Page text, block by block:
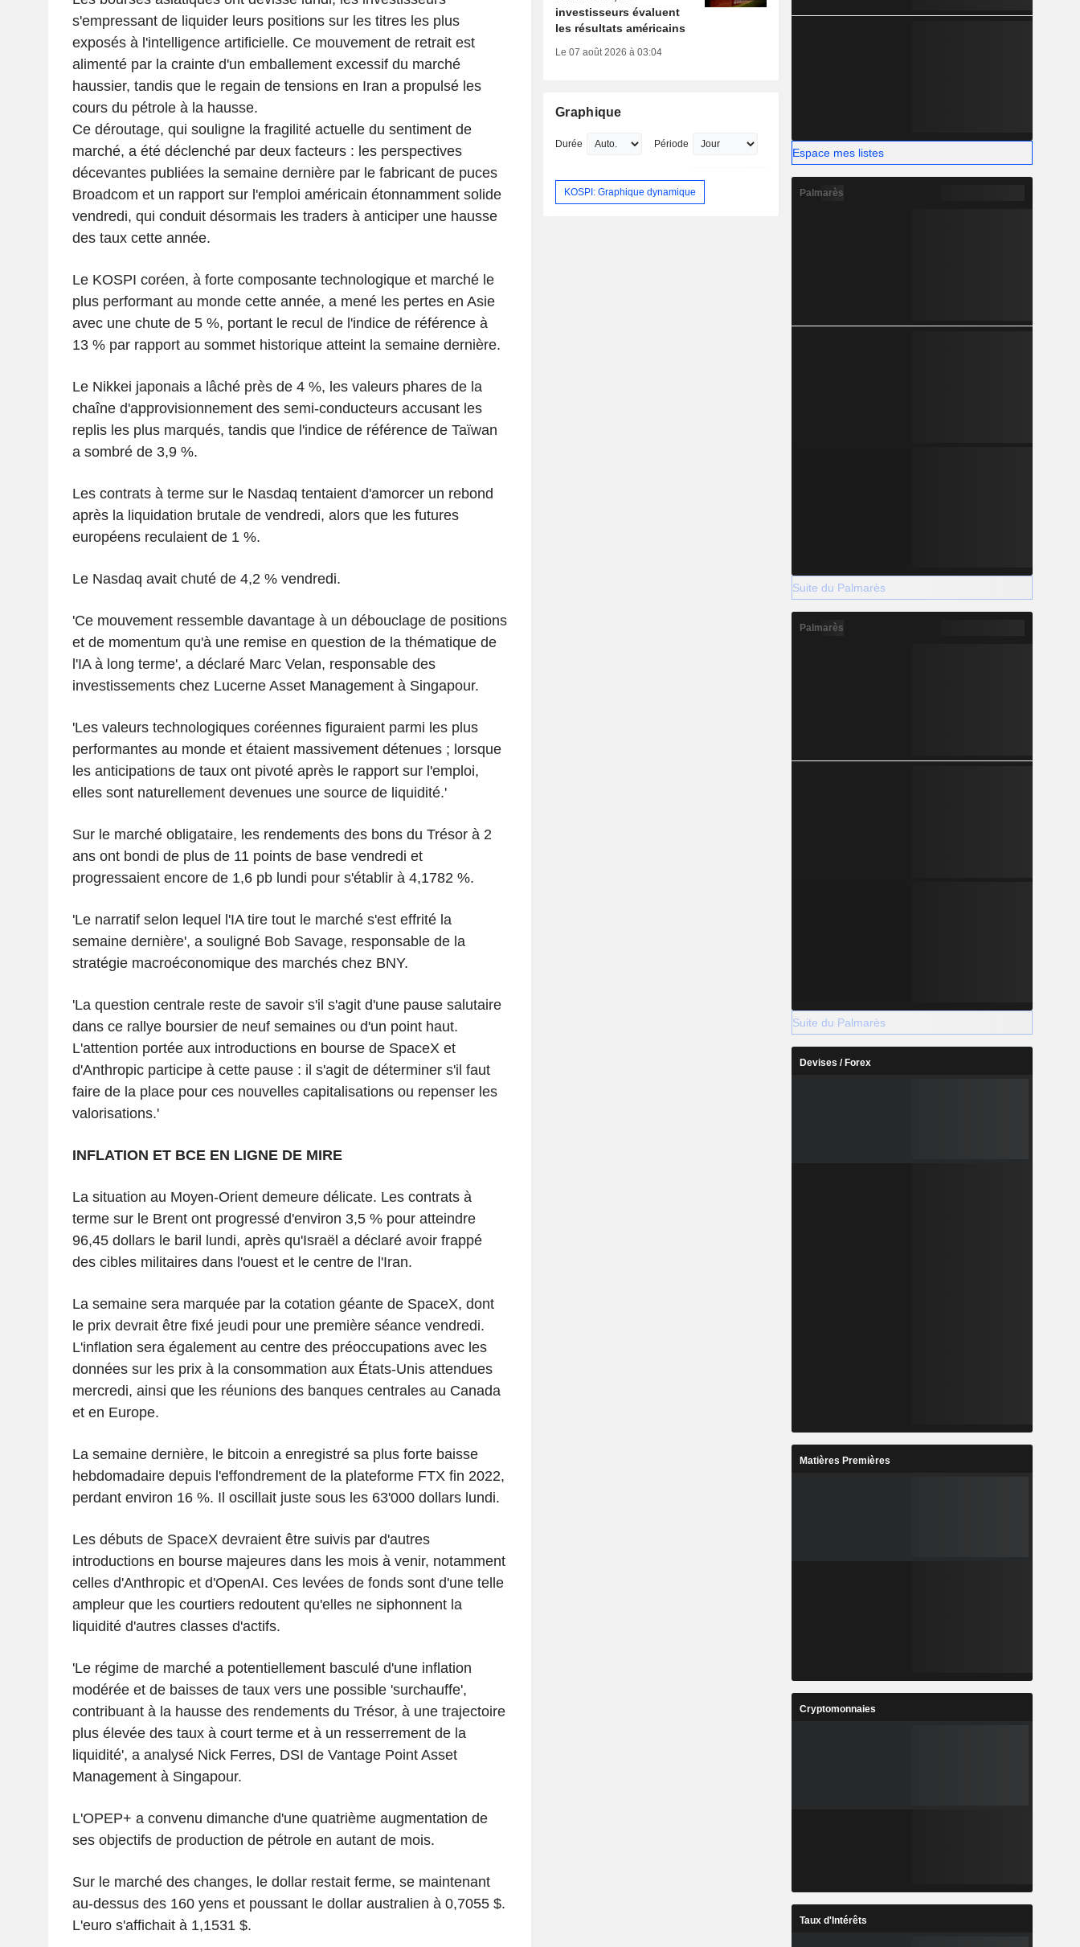
s'empressant de liquider leurs positions sur les titres les plus
exposés à l'intelligence artificielle. Ce mouvement de retrait est
alimenté par la crainte d'un emballement excessif du marché
haussier, tandis que le regain de tensions en Iran a propulsé les
cours du pétrole à la hausse.
Ce déroutage, qui souligne la fragilité actuelle du sentiment de
marché, a été déclenché par deux facteurs : les perspectives
décevantes publiées la semaine dernière par le fabricant de puces
Broadcom et un rapport sur l'emploi américain étonnamment solide
vendredi, qui conduit désormais les traders à anticiper une hausse
des taux cette année.
Le KOSPI coréen, à forte composante technologique et marché le
plus performant au monde cette année, a mené les pertes en Asie
avec une chute de 5 %, portant le recul de l'indice de référence à
13 % par rapport au sommet historique atteint la semaine dernière.
Le Nikkei japonais a lâché près de 4 %, les valeurs phares de la
chaîne d'approvisionnement des semi-conducteurs accusant les
replis les plus marqués, tandis que l'indice de référence de Taïwan
a sombré de 3,9 %.
Les contrats à terme sur le Nasdaq tentaient d'amorcer un rebond
après la liquidation brutale de vendredi, alors que les futures
européens reculaient de 1 %.
Le Nasdaq avait chuté de 4,2 % vendredi.
'Ce mouvement ressemble davantage à un débouclage de positions
et de momentum qu'à une remise en question de la thématique de
l'IA à long terme', a déclaré Marc Velan, responsable des
investissements chez Lucerne Asset Management à Singapour.
'Les valeurs technologiques coréennes figuraient parmi les plus
performantes au monde et étaient massivement détenues ; lorsque
les anticipations de taux ont pivoté après le rapport sur l'emploi,
elles sont naturellement devenues une source de liquidité.'
Sur le marché obligataire, les rendements des bons du Trésor à 2
ans ont bondi de plus de 11 points de base vendredi et
progressaient encore de 1,6 pb lundi pour s'établir à 4,1782 %.
'Le narratif selon lequel l'IA tire tout le marché s'est effrité la
semaine dernière', a souligné Bob Savage, responsable de la
stratégie macroéconomique des marchés chez BNY.
'La question centrale reste de savoir s'il s'agit d'une pause salutaire
dans ce rallye boursier de neuf semaines ou d'un point haut.
L'attention portée aux introductions en bourse de SpaceX et
d'Anthropic participe à cette pause : il s'agit de déterminer s'il faut
faire de la place pour ces nouvelles capitalisations ou repenser les
valorisations.'
INFLATION ET BCE EN LIGNE DE MIRE
La situation au Moyen-Orient demeure délicate. Les contrats à
terme sur le Brent ont progressé d'environ 3,5 % pour atteindre
96,45 dollars le baril lundi, après qu'Israël a déclaré avoir frappé
des cibles militaires dans l'ouest et le centre de l'Iran.
La semaine sera marquée par la cotation géante de SpaceX, dont
le prix devrait être fixé jeudi pour une première séance vendredi.
L'inflation sera également au centre des préoccupations avec les
données sur les prix à la consommation aux États-Unis attendues
mercredi, ainsi que les réunions des banques centrales au Canada
et en Europe.
La semaine dernière, le bitcoin a enregistré sa plus forte baisse
hebdomadaire depuis l'effondrement de la plateforme FTX fin 2022,
perdant environ 16 %. Il oscillait juste sous les 63'000 dollars lundi.
Les débuts de SpaceX devraient être suivis par d'autres
introductions en bourse majeures dans les mois à venir, notamment
celles d'Anthropic et d'OpenAI. Ces levées de fonds sont d'une telle
ampleur que les courtiers redoutent qu'elles ne siphonnent la
liquidité d'autres classes d'actifs.
'Le régime de marché a potentiellement basculé d'une inflation
modérée et de baisses de taux vers une possible 'surchauffe',
contribuant à la hausse des rendements du Trésor, à une trajectoire
plus élevée des taux à court terme et à un resserrement de la
liquidité', a analysé Nick Ferres, DSI de Vantage Point Asset
Management à Singapour.
L'OPEP+ a convenu dimanche d'une quatrième augmentation de
ses objectifs de production de pétrole en autant de mois.
Sur le marché des changes, le dollar restait ferme, se maintenant
au-dessus des 160 yens et poussant le dollar australien à 0,7055 $.
L'euro s'affichait à 1,1531 $.
investisseurs évaluent
les résultats américains
Le 07 août 2026 à 03:04
Graphique
Durée Période
KOSPI: Graphique dynamique
Espace mes listes
Palmarès
Suite du Palmarès
Palmarès
Suite du Palmarès
Devises / Forex
Matières Premières
Cryptomonnaies
Taux d'Intérêts